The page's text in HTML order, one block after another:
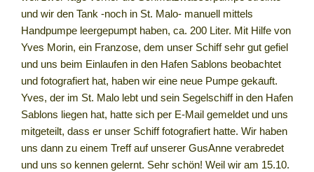
und wir den Tank -noch in St. Malo- manuell mittels
Handpumpe leergepumpt haben, ca. 200 Liter. Mit Hilfe von
Yves Morin, ein Franzose, dem unser Schiff sehr gut gefiel
und uns beim Einlaufen in den Hafen Sablons beobachtet
und fotografiert hat, haben wir eine neue Pumpe gekauft.
Yves, der im St. Malo lebt und sein Segelschiff in den Hafen
Sablons liegen hat, hatte sich per E-Mail gemeldet und uns
mitgeteilt, dass er unser Schiff fotografiert hatte. Wir haben
uns dann zu einem Treff auf unserer GusAnne verabredet
und uns so kennen gelernt. Sehr schön! Weil wir am 15.10.